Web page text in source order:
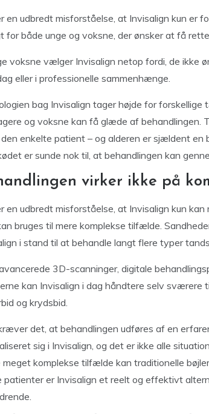
en udbredt misforståelse, at Invisalign kun er
for både unge og voksne, der ønsker at få
voksne vælger Invisalign netop fordi, de ikke
eller i professionelle sammenhænge.
bag Invisalign tager højde for
og voksne kan få glæde af behandlingen.
enkelte patient – og alderen er sjældent
er sunde nok til, at behandlingen kan
virker ikke på
en udbredt misforståelse, at Invisalign kun
bruges til mere komplekse tilfælde.
i stand til at behandle langt flere typer
3D-scanninger, digitale
kan Invisalign i dag håndtere selv sværere
og krydsbid.
det, at behandlingen udføres af en
sig i Invisalign, og det er ikke alle
meget komplekse tilfælde kan traditionelle
patienter er Invisalign et reelt og effektivt